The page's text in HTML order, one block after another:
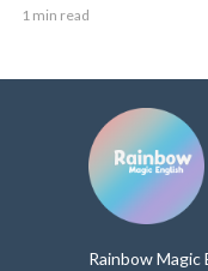
1 min read
Rainbow Magic